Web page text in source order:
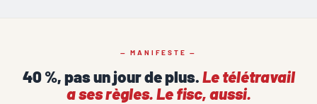
— MANIFESTE —
40 %, pas un jour de plus.Le télétravail
a ses règles. Le fisc, aussi.